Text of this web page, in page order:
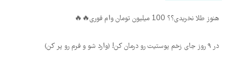
هنوز طلا نخریدی؟؟ 100 میلیون تومان وام فوری🔥🔥
در ۹ روز جای زخم پوستیت رو درمان کن! (وارد شو و فرم رو پر کن)